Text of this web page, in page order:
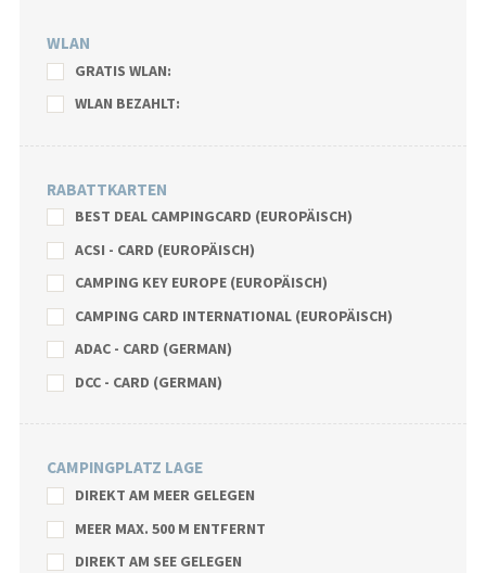
WLAN
GRATIS WLAN:
WLAN BEZAHLT:
RABATTKARTEN
BEST DEAL CAMPINGCARD (EUROPÄISCH)
ACSI - CARD (EUROPÄISCH)
CAMPING KEY EUROPE (EUROPÄISCH)
CAMPING CARD INTERNATIONAL (EUROPÄISCH)
ADAC - CARD (GERMAN)
DCC - CARD (GERMAN)
CAMPINGPLATZ LAGE
DIREKT AM MEER GELEGEN
MEER MAX. 500 M ENTFERNT
DIREKT AM SEE GELEGEN